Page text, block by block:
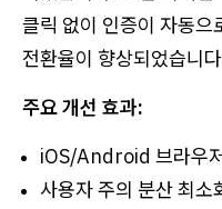
클릭 없이 인증이 자동으
전환율이 향상되었습니
주요 개선 효과:
iOS/Android 브라우
사용자 주의 분산 최소